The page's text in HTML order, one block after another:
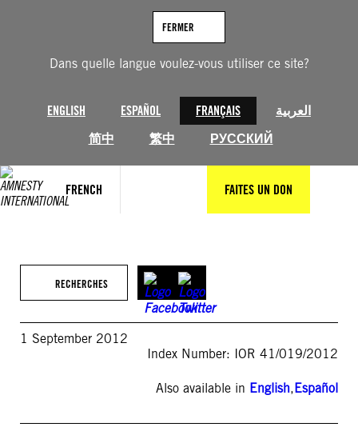
Dans quelle langue voulez-vous utiliser ce site?
ENGLISH ESPAÑOL FRANÇAIS
العربية
简中
繁中 РУССКИЙ
FERMER
FRENCH FAITES UN DON
RECHERCHES
1 September 2012
Index Number: IOR 41/019/2012
Also available in English,Español